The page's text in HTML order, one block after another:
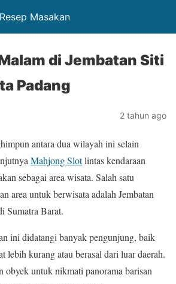
Masakan
di Jembatan Siti
Padang
2 tahun ago
antara dua wilayah ini selain
Mahjong Slotlintas kendaraan
sebagai area wisata. Salah satu
area untuk berwisata adalah Jembatan
Sumatra Barat.
ini didatangi banyak pengunjung, baik
lebih kurang atau berasal dari luar daerah.
obyek untuk nikmati panorama barisan